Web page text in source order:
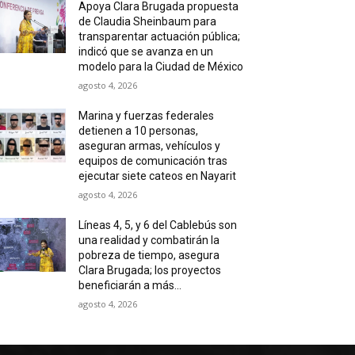
Apoya Clara Brugada propuesta
de Claudia Sheinbaum para
transparentar actuación pública;
indicó que se avanza en un
modelo para la Ciudad de México
agosto 4, 2026
Marina y fuerzas federales
detienen a 10 personas,
aseguran armas, vehículos y
equipos de comunicación tras
ejecutar siete cateos en Nayarit
agosto 4, 2026
Líneas 4, 5, y 6 del Cablebús son
una realidad y combatirán la
pobreza de tiempo, asegura
Clara Brugada; los proyectos
beneficiarán a más...
agosto 4, 2026